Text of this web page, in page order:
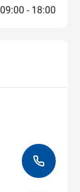
09:00 - 18:00